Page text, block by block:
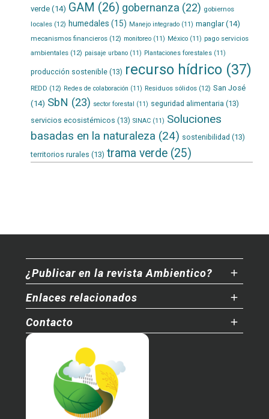
verde(14) GAM (26) gobernanza (22) gobiernos
locales(12) humedales (15) Manejo integrado(11) manglar(14)
mecanismos financieros(12) monitoreo(11) México(11) pago servicios
ambientales(12) paisaje urbano(11) Plantaciones forestales(11)
producción sostenible(13) recurso hídrico(37)
REDD (12) Redes de colaboración (11) Residuos sólidos(12) San José
(14) SbN (23) sector forestal (11) seguridad alimentaria (13)
servicios ecosistémicos (13) SINAC(11) Soluciones
basadas en la naturaleza (24) sostenibilidad (13)
territorios rurales (13) trama verde(25)
¿Publicar en la revista Ambientico?
Enlaces relacionados
Contacto